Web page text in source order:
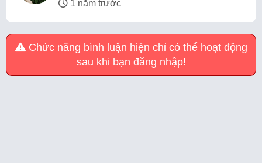
1 năm trước
Chức năng bình luận hiện chỉ có thể hoạt động
sau khi bạn đăng nhập!